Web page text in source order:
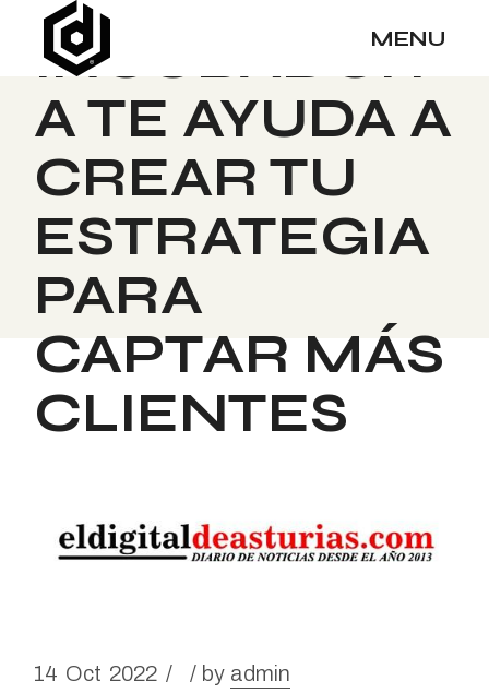
content
MENU
INCUBADOR
A TE AYUDA A
CREAR TU
ESTRATEGIA
PARA
CAPTAR MÁS
CLIENTES
14 Oct 2022 by admin